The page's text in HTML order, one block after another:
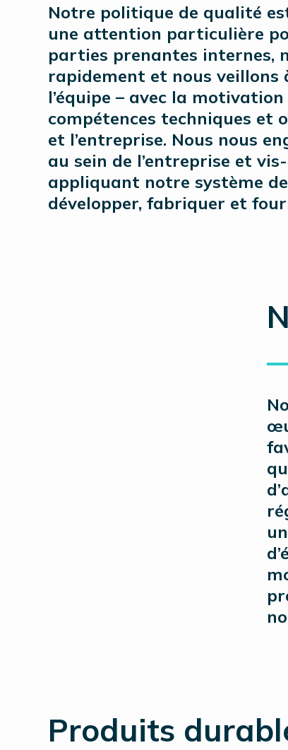
Notre politique de qualité
une attention particulière
parties prenantes internes,
rapidement et nous veillons
l’équipe – avec la
compétences techniques et
et l’entreprise. Nous nous
au sein de l’entreprise et
appliquant notre système
développer, fabriquer et
Produits